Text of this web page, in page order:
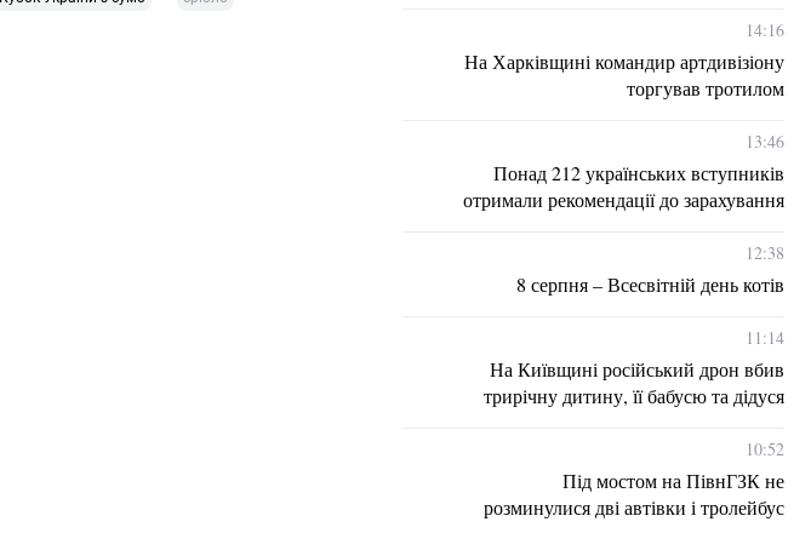
14:16
На Харківщині командир артдивізіону
торгував тротилом
13:46
Понад 212 українських вступників
отримали рекомендації до зарахування
12:38
8 серпня – Всесвітній день котів
11:14
На Київщині російський дрон вбив
трирічну дитину, її бабусю та дідуся
10:52
Під мостом на ПівнГЗК не
розминулися дві автівки і тролейбус